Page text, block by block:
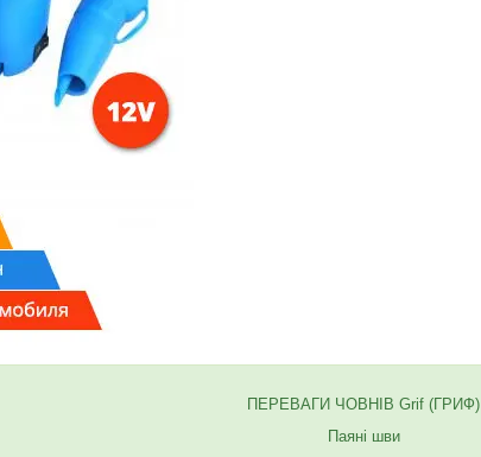
ПЕРЕВАГИ ЧОВНІВ Grif (ГРИФ)
Паяні шви